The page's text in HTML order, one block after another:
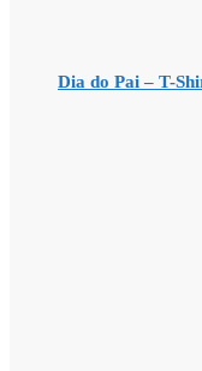
Dia do Pai – T-